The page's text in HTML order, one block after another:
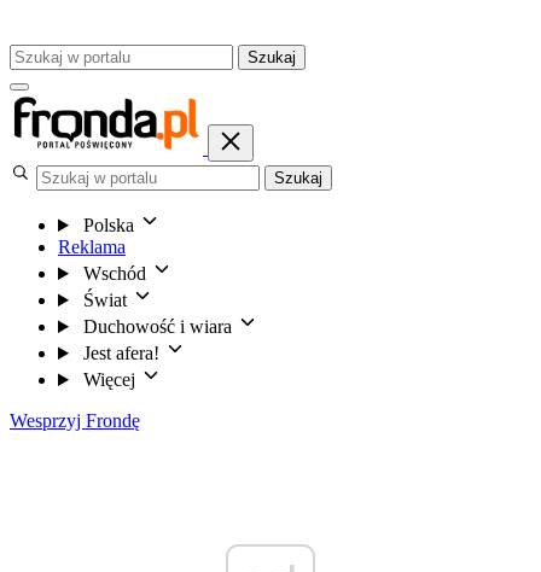
Szukaj
Szukaj
Polska
Reklama
Wschód
Świat
Duchowość i wiara
Jest afera!
Więcej
Wesprzyj Frondę